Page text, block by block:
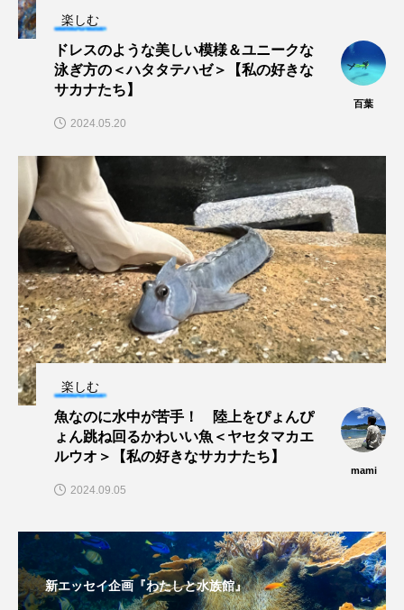
屈斜路湖
市立しものせき水族館・海響館 干支 干潟
微生物 撮影 擬態 文化
文学 料理 新海生物 新潟市
旅行 日本固有種 旬 書籍
未利用魚 未来館 東京湾 栄養
桂浜水族館 梅雨 棘皮動物
横浜開運水族館 正月
死滅回遊魚 水 水族館
水槽 水生昆虫
河川 沼津港深海水族館 法律 海
海きらら 海水魚 海洋 海洋環境
楽しむ
ドレスのような美しい模様＆ユニークな
泳ぎ方の＜ハタタテハゼ＞【私の好きな
サカナたち】
百葉
2024.05.20
楽しむ
魚なのに水中が苦手！ 陸上をぴょんぴ
ょん跳ね回るかわいい魚＜ヤセタマカエ
ルウオ＞【私の好きなサカナたち】
mami
2024.09.05
新エッセイ企画『わたしと水族館』